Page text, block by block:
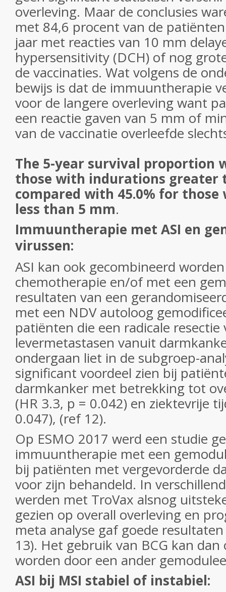
overleving. Maar de conclusies
met 84,6 procent van de
jaar met reacties van 10 mm
hypersensitivity (DCH) of nog
de vaccinaties. Wat volgens de
bewijs is dat de immuuntherapie
voor de langere overleving want
een reactie gaven van 5 mm of
van de vaccinatie overleefde
The 5-year survival proportion
those with indurations greater
compared with 45.0% for
less than 5 mm.
Immuuntherapie met ASI en
virussen:
ASI kan ook gecombineerd
chemotherapie en/of met een
resultaten van een
met een NDV autoloog
patiënten die een radicale resectie
levermetastasen vanuit
ondergaan liet in de subgroep-
significant voordeel zien bij
darmkanker met betrekking tot
(HR 3.3, p = 0.042) en ziektevrije
0.047), (ref 12).
Op ESMO 2017 werd een studie
immuuntherapie met een
bij patiënten met vergevorderde
voor zijn behandeld. In
werden met TroVax alsnog
gezien op overall overleving en
meta analyse gaf goede
13). Het gebruik van BCG kan
worden door een ander
ASI bij MSI stabiel of instabiel: